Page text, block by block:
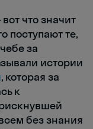
что значит
поступают те,
за
истории
, которая за
к
без знания